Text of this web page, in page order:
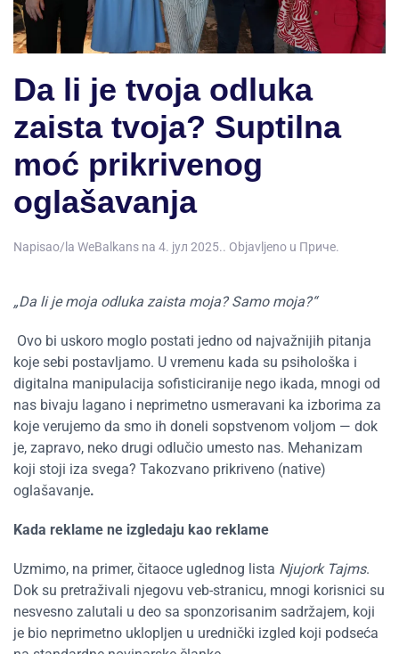
Da li je tvoja odluka
zaista tvoja? Suptilna
moć prikrivenog
oglašavanja
Napisao/la WeBalkans na 4. јул 2025.. Objavljeno u Приче.
„Da li je moja odluka zaista moja? Samo moja?“
Ovo bi uskoro moglo postati jedno od najvažnijih pitanja
koje sebi postavljamo. U vremenu kada su psihološka i
digitalna manipulacija sofisticiranije nego ikada, mnogi od
nas bivaju lagano i neprimetno usmeravani ka izborima za
koje verujemo da smo ih doneli sopstvenom voljom — dok
je, zapravo, neko drugi odlučio umesto nas. Mehanizam
koji stoji iza svega? Takozvano prikriveno (native)
oglašavanje.
Kada reklame ne izgledaju kao reklame
Uzmimo, na primer, čitaoce uglednog lista Njujork Tajms.
Dok su pretraživali njegovu veb-stranicu, mnogi korisnici su
nesvesno zalutali u deo sa sponzorisanim sadržajem, koji
je bio neprimetno uklopljen u urednički izgled koji podseća